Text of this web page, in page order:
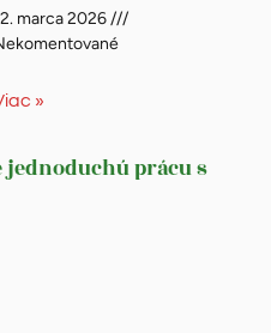
marca 2026
»
prácu s